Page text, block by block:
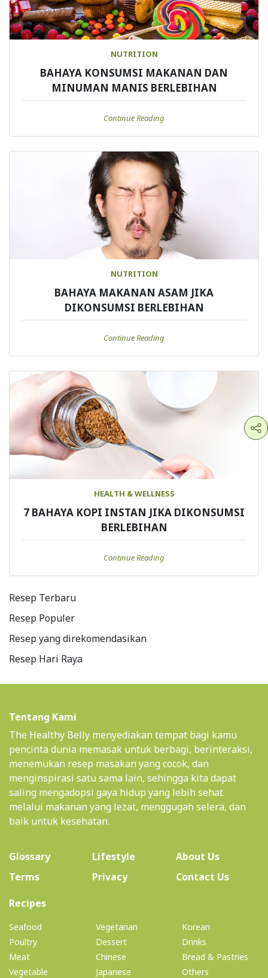
NUTRITION
BAHAYA KONSUMSI MAKANAN DAN
MINUMAN MANIS BERLEBIHAN
Continue Reading
NUTRITION
BAHAYA MAKANAN ASAM JIKA
DIKONSUMSI BERLEBIHAN
Continue Reading
HEALTH & WELLNESS
7 BAHAYA KOPI INSTAN JIKA DIKONSUMSI
BERLEBIHAN
Continue Reading
Resep Terbaru
Resep Populer
Resep yang direkomendasikan
Resep Hari Raya
Tentang Kami
The Healthy Belly menyediakan tempat bagi kamu
pencinta dunia memasak untuk berbagi, berinteraksi,
menemukan resep masakan yang cocok, dan
menginspirasi satu sama lain, sehingga kita dapat
saling mengadopsi gaya hidup yang lebih sehat
melalui makanan yang lezat, menggugah selera, dan
baik untuk kesehatan.
Glossary Lifestyle About Us(current)
Terms
Privacy
Contact Us
Recipes(current)
Seafood
Poultry
Meat
Vegetable
Vegetarian
Dessert
Chinese
Japanese
Korean
Drinks
Bread & Pastries
Others